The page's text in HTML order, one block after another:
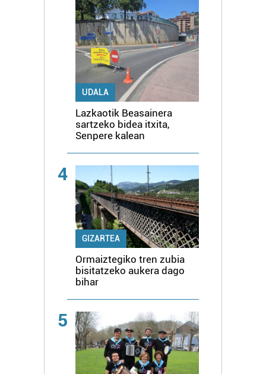
UDALA
Lazkaotik Beasainera
sartzeko bidea itxita,
Senpere kalean
4
GIZARTEA
Ormaiztegiko tren zubia
bisitatzeko aukera dago
bihar
5